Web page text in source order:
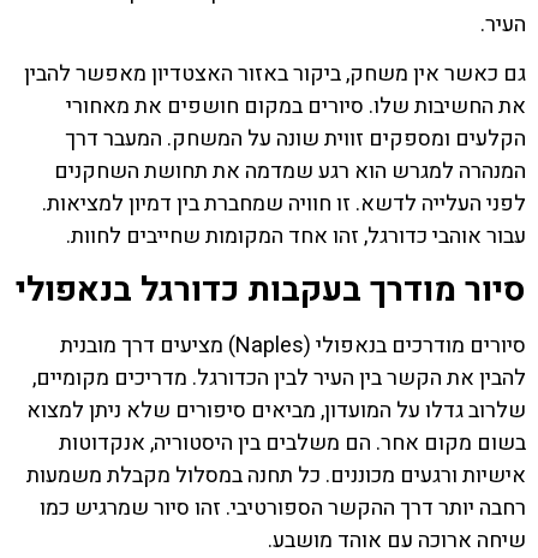
העיר.
גם כאשר אין משחק, ביקור באזור האצטדיון מאפשר להבין
את החשיבות שלו. סיורים במקום חושפים את מאחורי
הקלעים ומספקים זווית שונה על המשחק. המעבר דרך
המנהרה למגרש הוא רגע שמדמה את תחושת השחקנים
לפני העלייה לדשא. זו חוויה שמחברת בין דמיון למציאות.
עבור אוהבי כדורגל, זהו אחד המקומות שחייבים לחוות.
סיור מודרך בעקבות כדורגל בנאפולי
סיורים מודרכים בנאפולי (Naples) מציעים דרך מובנית
להבין את הקשר בין העיר לבין הכדורגל. מדריכים מקומיים,
שלרוב גדלו על המועדון, מביאים סיפורים שלא ניתן למצוא
בשום מקום אחר. הם משלבים בין היסטוריה, אנקדוטות
אישיות ורגעים מכוננים. כל תחנה במסלול מקבלת משמעות
רחבה יותר דרך ההקשר הספורטיבי. זהו סיור שמרגיש כמו
שיחה ארוכה עם אוהד מושבע.